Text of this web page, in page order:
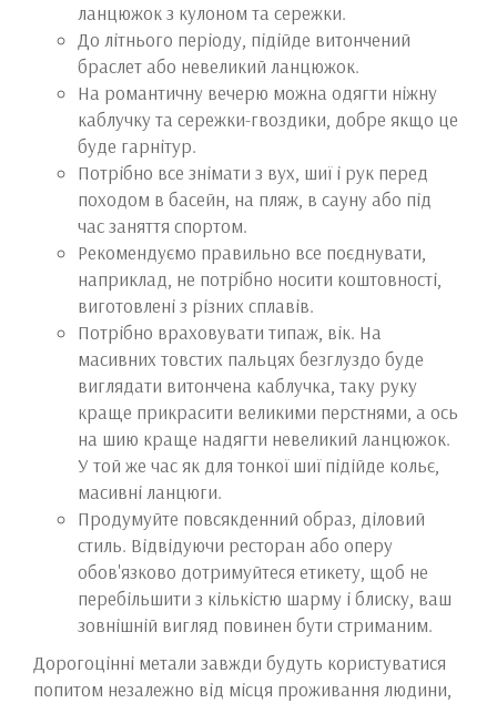
ланцюжок з кулоном та сережки.
До літнього періоду, підійде витончений
браслет або невеликий ланцюжок.
На романтичну вечерю можна одягти ніжну
каблучку та сережки-гвоздики, добре якщо це
буде гарнітур.
Потрібно все знімати з вух, шиї і рук перед
походом в басейн, на пляж, в сауну або під
час заняття спортом.
Рекомендуємо правильно все поєднувати,
наприклад, не потрібно носити коштовності,
виготовлені з різних сплавів.
Потрібно враховувати типаж, вік. На
масивних товстих пальцях безглуздо буде
виглядати витончена каблучка, таку руку
краще прикрасити великими перстнями, а ось
на шию краще надягти невеликий ланцюжок.
У той же час як для тонкої шиї підійде кольє,
масивні ланцюги.
Продумуйте повсякденний образ, діловий
стиль. Відвідуючи ресторан або оперу
обов'язково дотримуйтеся етикету, щоб не
перебільшити з кількістю шарму і блиску, ваш
зовнішній вигляд повинен бути стриманим.
Дорогоцінні метали завжди будуть користуватися
попитом незалежно від місця проживання людини,